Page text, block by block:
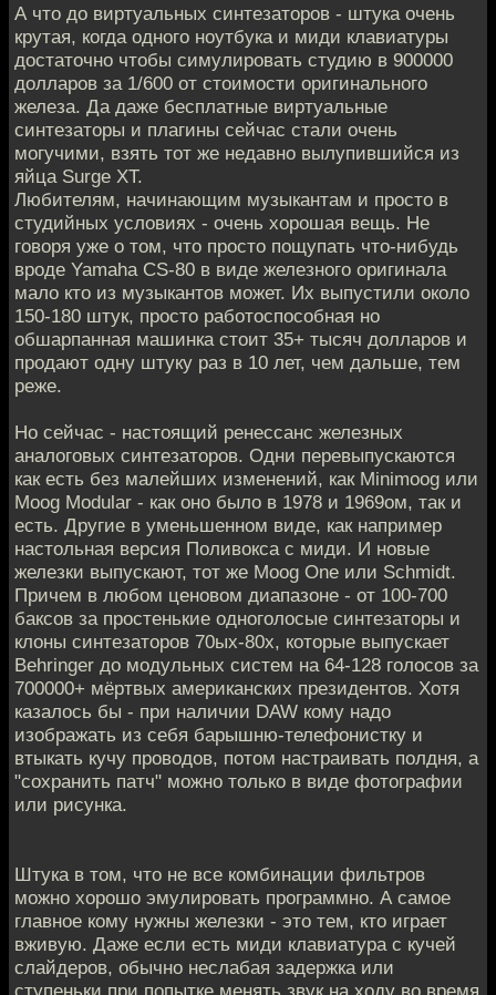
А что до виртуальных синтезаторов - штука очень
крутая, когда одного ноутбука и миди клавиатуры
достаточно чтобы симулировать студию в 900000
долларов за 1/600 от стоимости оригинального
железа. Да даже бесплатные виртуальные
синтезаторы и плагины сейчас стали очень
могучими, взять тот же недавно вылупившийся из
яйца Surge XT.
Любителям, начинающим музыкантам и просто в
студийных условиях - очень хорошая вещь. Не
говоря уже о том, что просто пощупать что-нибудь
вроде Yamaha CS-80 в виде железного оригинала
мало кто из музыкантов может. Их выпустили около
150-180 штук, просто работоспособная но
обшарпанная машинка стоит 35+ тысяч долларов и
продают одну штуку раз в 10 лет, чем дальше, тем
реже.
Но сейчас - настоящий ренессанс железных
аналоговых синтезаторов. Одни перевыпускаются
как есть без малейших изменений, как Minimoog или
Moog Modular - как оно было в 1978 и 1969ом, так и
есть. Другие в уменьшенном виде, как например
настольная версия Поливокса с миди. И новые
железки выпускают, тот же Moog One или Schmidt.
Причем в любом ценовом диапазоне - от 100-700
баксов за простенькие одноголосые синтезаторы и
клоны cинтезаторов 70ых-80х, которые выпускает
Behringer до модульных систем на 64-128 голосов за
700000+ мёртвых американских президентов. Хотя
казалось бы - при наличии DAW кому надо
изображать из себя барышню-телефонистку и
втыкать кучу проводов, потом настраивать полдня, а
"сохранить патч" можно только в виде фотографии
или рисунка.
Штука в том, что не все комбинации фильтров
можно хорошо эмулировать программно. А самое
главное кому нужны железки - это тем, кто играет
вживую. Даже если есть миди клавиатура с кучей
слайдеров, обычно неслабая задержка или
ступеньки при попытке менять звук на ходу во время